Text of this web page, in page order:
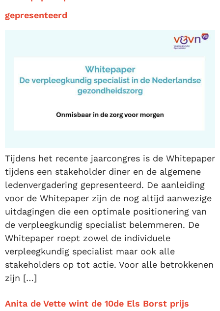
gepresenteerd
Tijdens het recente jaarcongres is de Whitepaper
tijdens een stakeholder diner en de algemene
ledenvergadering gepresenteerd. De aanleiding
voor de Whitepaper zijn de nog altijd aanwezige
uitdagingen die een optimale positionering van
de verpleegkundig specialist belemmeren. De
Whitepaper roept zowel de individuele
verpleegkundig specialist maar ook alle
stakeholders op tot actie. Voor alle betrokkenen
zijn […]
Anita de Vette wint de 10de Els Borst prijs